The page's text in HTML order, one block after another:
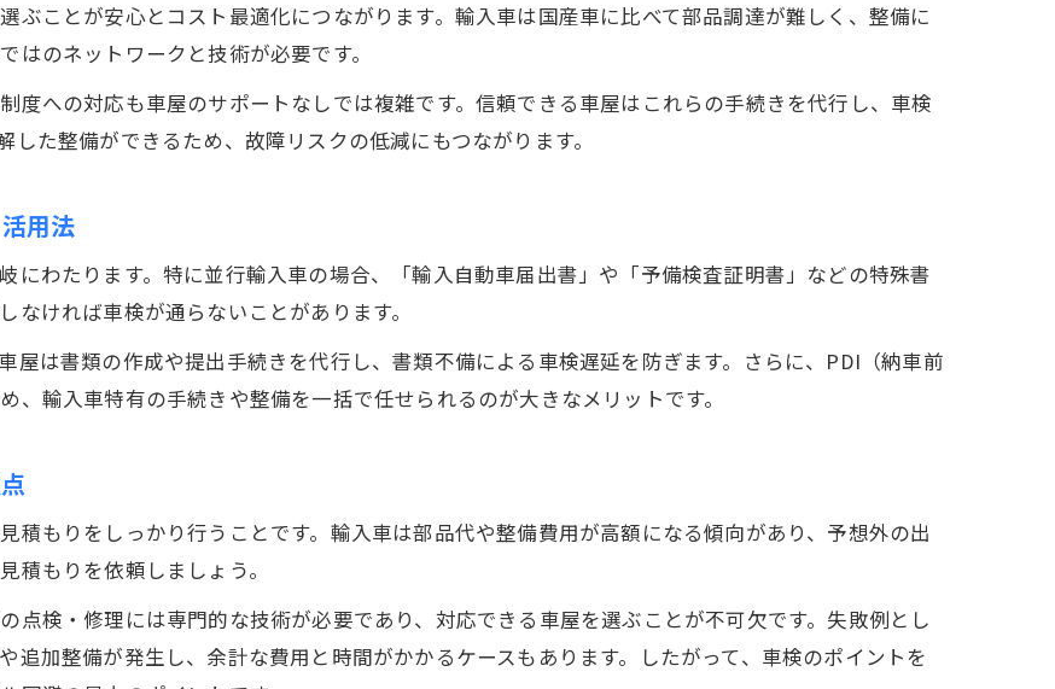
輸入車の特別取扱制度と車検費用の関連性
輸入車車検時の費用見積りとガイドライン比較
特別取扱制度活用で車検費用を抑えるコツ
予備検査から車検までスムーズに進める方法
輸入車の予備検査と車検の流れを車屋が解説
車屋が案内する並行輸入車の予備検査対策
予備検査後の車検準備と車屋の活用ポイント
輸入車車検をスムーズに進める段取り術
ぶことが安心とコスト最適化につながります。輸入車は国産車に比べて部品調達が難しく、整備に
のネットワークと技術が必要です。
度への対応も車屋のサポートなしでは複雑です。信頼できる車屋はこれらの手続きを代行し、車検
た整備ができるため、故障リスクの低減にもつながります。
用法
にわたります。特に並行輸入車の場合、「輸入自動車届出書」や「予備検査証明書」などの特殊書
ければ車検が通らないことがあります。
屋は書類の作成や提出手続きを代行し、書類不備による車検遅延を防ぎます。さらに、PDI（納車前
輸入車特有の手続きや整備を一括で任せられるのが大きなメリットです。
積もりをしっかり行うことです。輸入車は部品代や整備費用が高額になる傾向があり、予想外の出
積もりを依頼しましょう。
点検・修理には専門的な技術が必要であり、対応できる車屋を選ぶことが不可欠です。失敗例とし
追加整備が発生し、余計な費用と時間がかかるケースもあります。したがって、車検のポイントを